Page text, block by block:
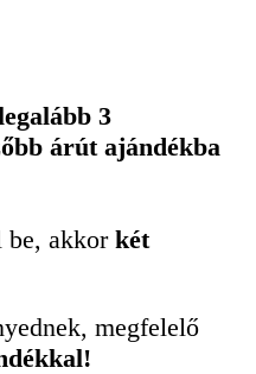
3
árút ajándékba
be, akkor két
megfelelő